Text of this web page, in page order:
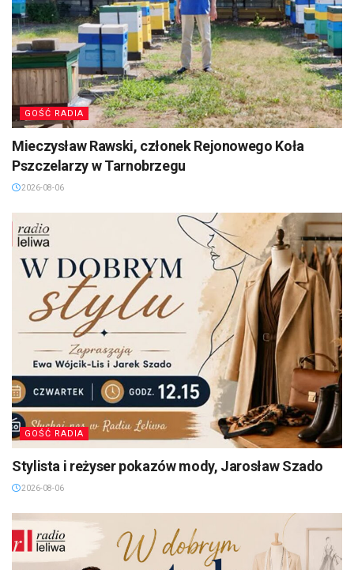
GOŚĆ RADIA
Mieczysław Rawski, członek Rejonowego Koła
Pszczelarzy w Tarnobrzegu
2026-08-06
GOŚĆ RADIA
Stylista i reżyser pokazów mody, Jarosław Szado
2026-08-06